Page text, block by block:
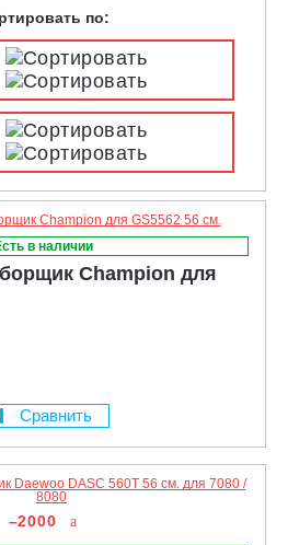
по:
в наличии
Champion для
Сравнить
–2000